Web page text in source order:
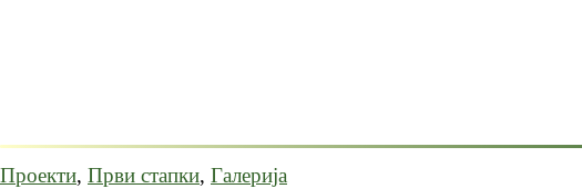
Проекти, Први стапки, Галерија